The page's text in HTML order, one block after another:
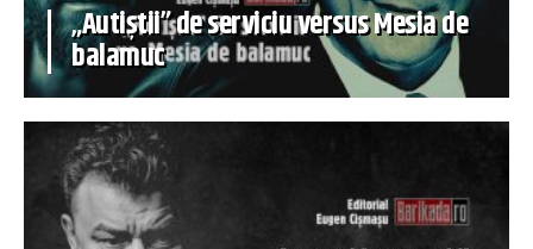
„Autiștii” de serviciu versus Mesia de
balamuc